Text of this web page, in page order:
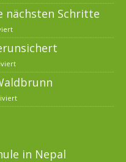
nächsten Schritte
in Nepal